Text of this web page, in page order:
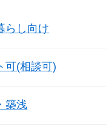
らし向け
可(相談可)
築浅